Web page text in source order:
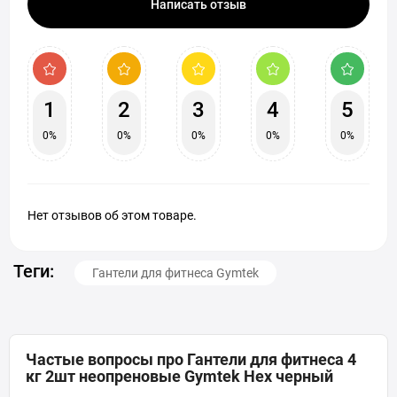
Написать отзыв
1
0%
2
0%
3
0%
4
0%
5
0%
Нет отзывов об этом товаре.
Теги: Гантели для фитнеса Gymtek
Частые вопросы про Гантели для фитнеса 4
кг 2шт неопреновые Gymtek Hex черный